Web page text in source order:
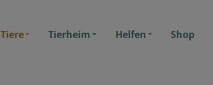
Tierheim Helfen Shop